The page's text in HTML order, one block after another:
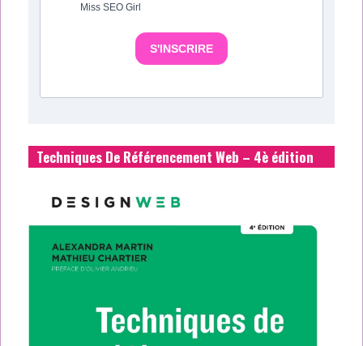
Miss SEO Girl
S'INSCRIRE
Techniques De Référencement Web – 4è édition